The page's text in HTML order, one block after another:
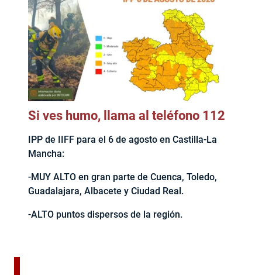
Si ves humo, llama al teléfono 112
IPP de IIFF para el 6 de agosto en Castilla-La
Mancha:
-MUY ALTO en gran parte de Cuenca, Toledo,
Guadalajara, Albacete y Ciudad Real.
-ALTO puntos dispersos de la región.